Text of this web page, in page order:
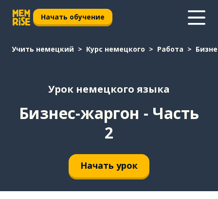
Начать обучение
Учить немецкий Курс немецкого Работа
Урок немецкого языка
Бизнес-жаргон - Часть
2
Начать урок